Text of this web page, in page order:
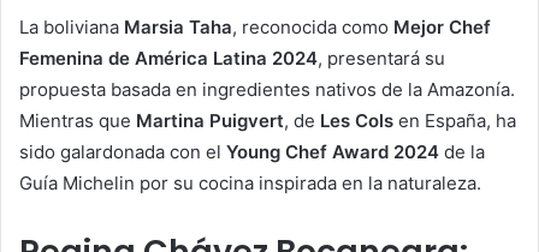
La boliviana Marsia Taha, reconocida como Mejor Chef
Femenina de América Latina 2024, presentará su
propuesta basada en ingredientes nativos de la Amazonía.
Mientras que Martina Puigvert, de Les Cols en España, ha
sido galardonada con el Young Chef Award 2024 de la
Guía Michelin por su cocina inspirada en la naturaleza.